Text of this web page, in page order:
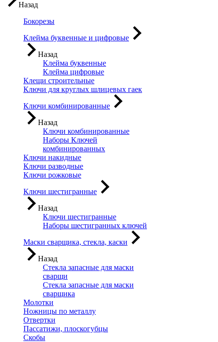
Назад
Бокорезы
Клейма буквенные и цифровые
Назад
Клейма буквенные
Клейма цифровые
Клещи строительные
Ключи для круглых шлицевых гаек
Ключи комбинированные
Назад
Ключи комбинированные
Наборы Ключей
комбинированных
Ключи накидные
Ключи разводные
Ключи рожковые
Ключи шестигранные
Назад
Ключи шестигранные
Наборы шестигранных ключей
Маски сварщика, стекла, каски
Назад
Стекла запасные для маски
сварщи
Стекла запасные для маски
сварщика
Молотки
Ножницы по металлу
Отвертки
Пассатижи, плоскогубцы
Скобы